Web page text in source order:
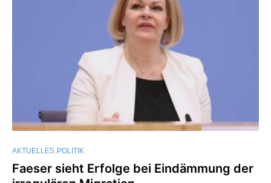
AKTUELLES POLITIK
Faeser sieht Erfolge bei Eindämmung der